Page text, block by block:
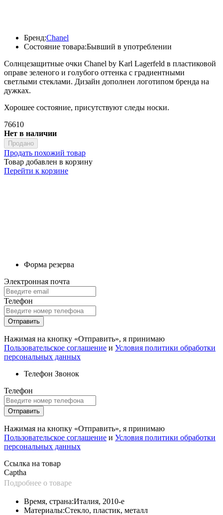
Состояние товара:Бывший в употреблении
Бренд:Chanel
Солнцезащитные очки Chanel by Karl Lagerfeld в пластиковой
оправе зеленого и голубого оттенка с градиентными
светлыми стеклами. Дизайн дополнен логотипом бренда на
дужках.
Хорошее состояние, присутствуют следы носки.
76610
Нет в наличии
Продано
Продать похожий товар
Товар добавлен в корзину
Перейти к корзине
Форма резерва
Электронная почта
Телефон
Отправить
Нажимая на кнопку «Отправить», я принимаю
Пользовательское соглашение и Условия политики обработки
персональных данных
Телефон Звонок
Телефон
Отправить
Нажимая на кнопку «Отправить», я принимаю
Пользовательское соглашение и Условия политики обработки
персональных данных
Ссылка на товар
Captha
Подробнее о товаре
Материалы:Стекло, пластик, металл
Время, страна:Италия, 2010-е